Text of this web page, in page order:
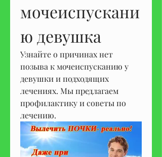
мочеиспускани
ю девушка
Узнайте о причинах нет
позыва к мочеиспусканию у
девушки и подходящих
лечениях. Мы предлагаем
профилактику и советы по
лечению.